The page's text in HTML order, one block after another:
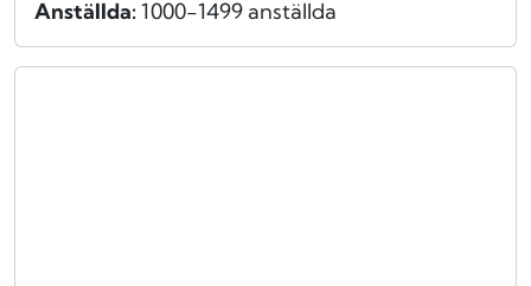
Anställda:1000-1499 anställda